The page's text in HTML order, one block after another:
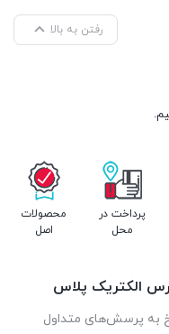
رفتن به بالا
پرداخت در
محل
محصولات
اصل
الکتریک پلاس
به پرسش‌های متداول